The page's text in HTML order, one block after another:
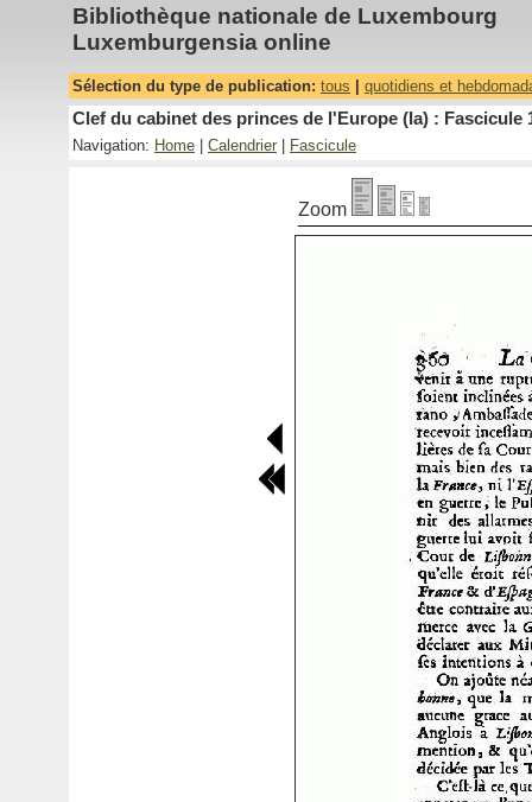
Bibliothèque nationale de Luxembourg
Luxemburgensia online
Sélection du type de publication: tous quotidiens et
Clef du cabinet des princes de l'Europe (la) : Fascicule
Navigation: Home Calendrier Fascicule
Zoom